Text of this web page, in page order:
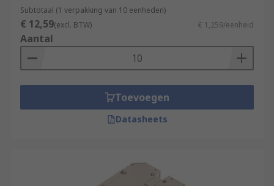
Subtotaal (1 verpakking van 10 eenheden)
€ 12,59(excl. BTW) € 1,259/eenheid
Aantal
Toevoegen
Datasheets